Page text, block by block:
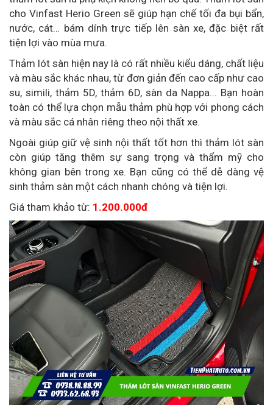
cho Vinfast Herio Green sẽ giúp hạn chế tối đa bụi bẩn,
nước, cát… bám dính trực tiếp lên sàn xe, đặc biệt rất
tiện lợi vào mùa mưa.
Thảm lót sàn hiện nay là có rất nhiều kiểu dáng, chất liệu
và màu sắc khác nhau, từ đơn giản đến cao cấp như cao
su, simili, thảm 5D, thảm 6D, sàn da Nappa... Bạn hoàn
toàn có thể lựa chọn mẫu thảm phù hợp với phong cách
và màu sắc cá nhân riêng theo nội thất xe.
Ngoài giúp giữ vệ sinh nội thất tốt hơn thì thảm lót sàn
còn giúp tăng thêm sự sang trọng và thẩm mỹ cho
không gian bên trong xe. Bạn cũng có thể dễ dàng vệ
sinh thảm sàn một cách nhanh chóng và tiện lợi.
Giá tham khảo từ: 1.200.000đ